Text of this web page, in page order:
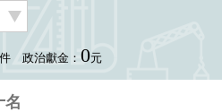
件 政治獻金： 0元
名